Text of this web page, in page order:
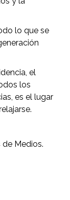
lo que se
el
los
es el lugar
Medios.